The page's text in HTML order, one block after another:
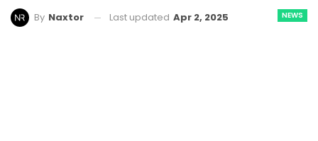
NEWS
By Naxtor Last updated Apr 2, 2025